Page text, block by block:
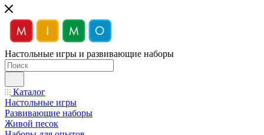
Настольные игры и развивающие наборы
Каталог
Настольные игры
Развивающие наборы
Живой песок